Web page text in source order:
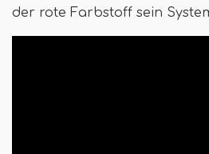
der rote Farbstoff sein